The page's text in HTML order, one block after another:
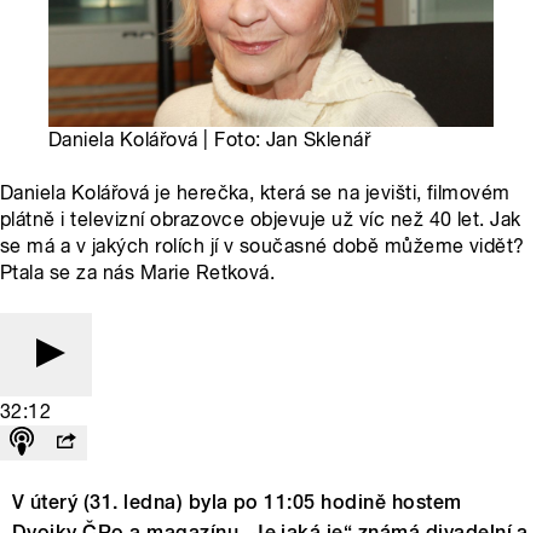
Daniela Kolářová | Foto: Jan Sklenář
Daniela Kolářová je herečka, která se na jevišti, filmovém
plátně i televizní obrazovce objevuje už víc než 40 let. Jak
se má a v jakých rolích jí v současné době můžeme vidět?
Ptala se za nás Marie Retková.
32:12
V úterý (31. ledna) byla po 11:05 hodině hostem